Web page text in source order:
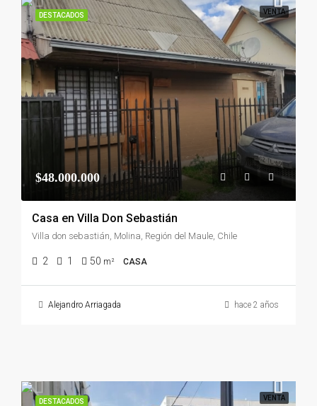
DESTACADOS VENTA
$48.000.000
Casa en Villa Don Sebastián
Villa don sebastián, Molina, Región del Maule, Chile
2 1 50 m² CASA
Alejandro Arriagada hace 2 años
DESTACADOS VENTA